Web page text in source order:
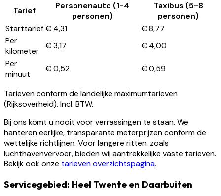
Tarief
Personenauto (1-4
personen)
Taxibus (5-8
personen)
Starttarief€ 4,31
€ 8,77
Per
kilometer
€ 3,17
€ 4,00
Per
minuut
€ 0,52 € 0,59
Tarieven conform de landelijke maximumtarieven
(Rijksoverheid). Incl. BTW.
Bij ons komt u nooit voor verrassingen te staan. We
hanteren eerlijke, transparante meterprijzen conform de
wettelijke richtlijnen. Voor langere ritten, zoals
luchthavenvervoer, bieden wij aantrekkelijke vaste tarieven.
Bekijk ook onze tarieven overzichtspagina.
Servicegebied: Heel Twente en Daarbuiten